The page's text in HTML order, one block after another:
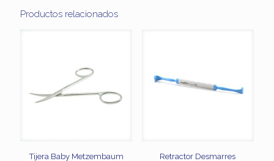
Productos relacionados
Tijera Baby Metzembaum
Retractor Desmarres